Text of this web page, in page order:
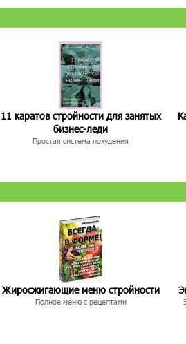
11 каратов стройности для занятых
бизнес-леди
Простая система похудения
Жиросжигающие меню стройности
Полное меню с рецептами